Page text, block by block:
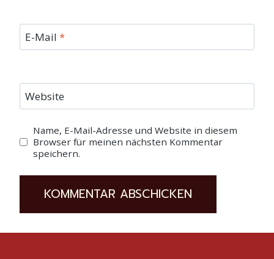
E-Mail *
Website
Name, E-Mail-Adresse und Website in diesem
Browser für meinen nächsten Kommentar
speichern.